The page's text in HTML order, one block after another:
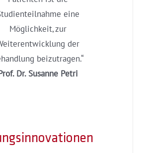
eine
Möglichkeit, zur
der
beizutragen.“
Dr. Susanne Petri